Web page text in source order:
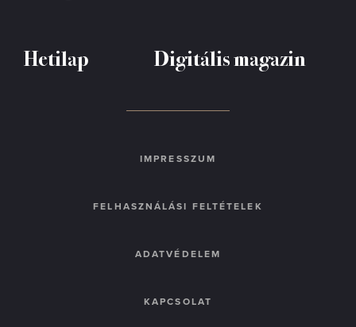
Hetilap Digitális magazin
IMPRESSZUM
FELHASZNÁLÁSI FELTÉTELEK
ADATVÉDELEM
KAPCSOLAT